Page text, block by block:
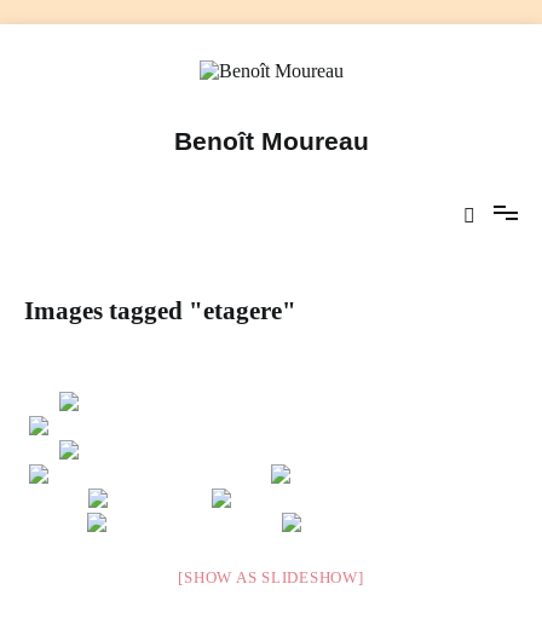
Benoît Moureau
Images tagged "etagere"
[SHOW AS SLIDESHOW]